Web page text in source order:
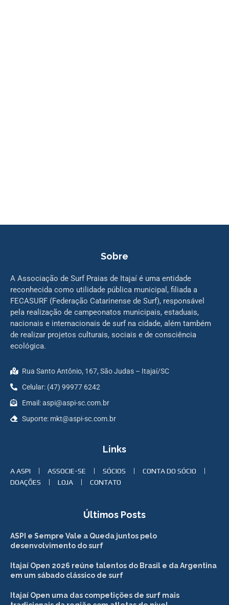
Sobre
A Associação de Surf Praias de Itajaí é uma entidade
reconhecida como utilidade pública municipal, filiada a
FECASURF (Federação Catarinense de Surf), responsável
pela realização de campeonatos municipais, estaduais,
nacionais e internacionais de surf na cidade, além também
de realizar projetos culturais, sociais e de consciência
ecológica.
Rua Santo Antônio, 167, São Judas – Itajaí/SC
Celular: (47) 99977 6242
Email: aspi@aspi-sc.com.br
Suporte: mkt@aspi-sc.com.br
Links
A ASPI ASSOCIE-SE SÓCIOS
CONTA DO SÓCIO
DOAÇÕES
LOJA CONTATO
Últimos Posts
ASPI e Sempre Vale a Queda juntos pelo
desenvolvimento do surf
Itajaí Open 2026 reúne talentos do Brasil e da Argentina
em um sábado clássico de surf
Itajaí Open uma das competições de surf mais